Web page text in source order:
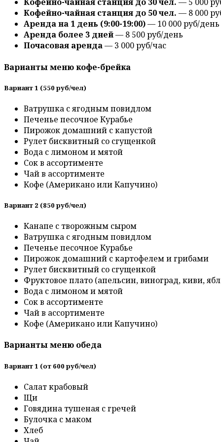
Кофейно-чайная станция до 50 чел. — 8 000
Аренда на 1 день (9:00-19:00)— 10 000 руб/день
Аренда более 3 дней— 8 500 руб/день
Почасовая аренда— 3 000 руб/час
Варианты меню кофе-брейка
Вариант 1 (550 руб/чел)
Ватрушка с ягодным повидлом
Печенье песочное Курабье
Пирожок домашний с капустой
Рулет бисквитный со сгущенкой
Вода с лимоном и мятой
Сок в ассортименте
Чай в ассортименте
Кофе (Американо или Капучино)
Вариант 2 (850 руб/чел)
Канапе с творожным сыром
Ватрушка с ягодным повидлом
Печенье песочное Курабье
Пирожок домашний с картофелем и грибами
Рулет бисквитный со сгущенкой
Фруктовое плато (апельсин, виноград, киви,
Вода с лимоном и мятой
Сок в ассортименте
Чай в ассортименте
Кофе (Американо или Капучино)
Варианты меню обеда
Вариант 1 (от 600 руб/чел)
Салат крабовый
Щи
Говядина тушеная с гречей
Булочка с маком
Хлеб